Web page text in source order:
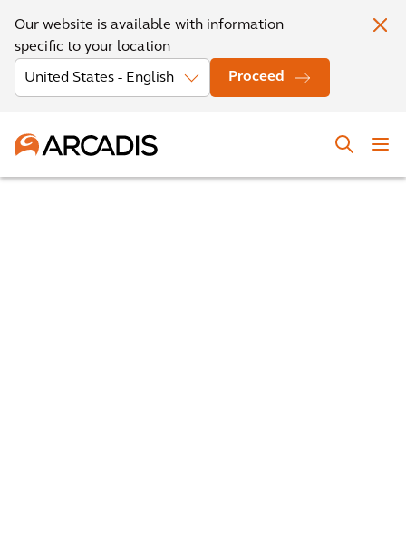
Our website is available with information
specific to your location
Proceed